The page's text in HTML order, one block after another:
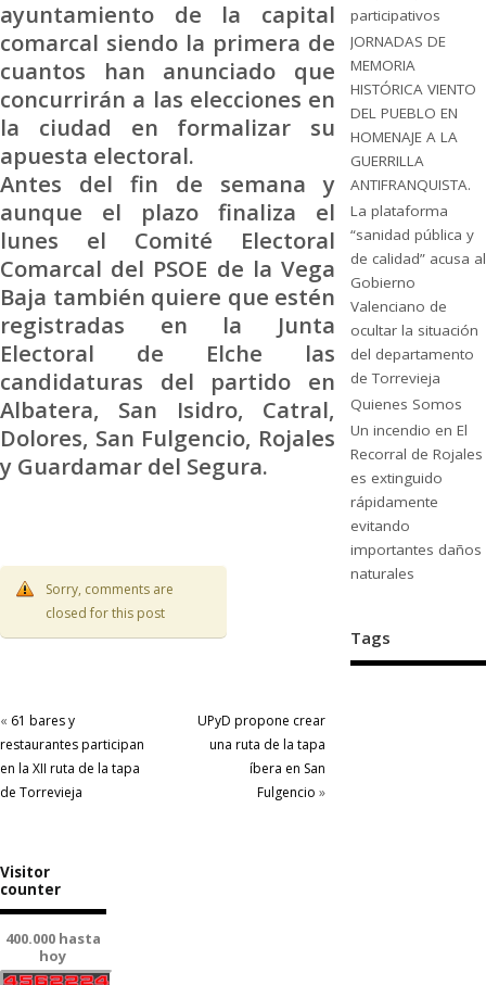
ayuntamiento de la capital
comarcal siendo la primera de
cuantos han anunciado que
concurrirán a las elecciones en
la ciudad en formalizar su
apuesta electoral.
Antes del fin de semana y
aunque el plazo finaliza el
lunes el Comité Electoral
Comarcal del PSOE de la Vega
Baja también quiere que estén
registradas en la Junta
Electoral de Elche las
candidaturas del partido en
Albatera, San Isidro, Catral,
Dolores, San Fulgencio, Rojales
y Guardamar del Segura.
Sorry, comments are
closed for this post
« 61 bares y
restaurantes participan
en la XII ruta de la tapa
de Torrevieja
UPyD propone crear
una ruta de la tapa
íbera en San
Fulgencio »
participativos
JORNADAS DE
MEMORIA
HISTÓRICA VIENTO
DEL PUEBLO EN
HOMENAJE A LA
GUERRILLA
ANTIFRANQUISTA.
La plataforma
“sanidad pública y
de calidad” acusa al
Gobierno
Valenciano de
ocultar la situación
del departamento
de Torrevieja
Quienes Somos
Un incendio en El
Recorral de Rojales
es extinguido
rápidamente
evitando
importantes daños
naturales
Tags
Visitor
counter
400.000 hasta
hoy